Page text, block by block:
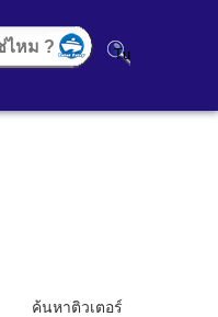
ค้นหาติวเตอร์